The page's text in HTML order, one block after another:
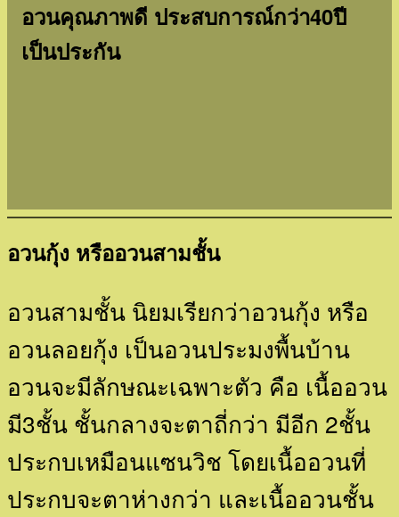
อวนคุณภาพดี ประสบการณ์กว่า40ปี
เป็นประกัน
อวนกุ้ง หรืออวนสามชั้น
อวนสามชั้น นิยมเรียกว่าอวนกุ้ง หรือ
อวนลอยกุ้ง เป็นอวนประมงพื้นบ้าน
อวนจะมีลักษณะเฉพาะตัว คือ เนื้ออวน
มี3ชั้น ชั้นกลางจะตาถี่กว่า มีอีก 2ชั้น
ประกบเหมือนแซนวิช โดยเนื้ออวนที่
ประกบจะตาห่างกว่า และเนื้ออวนชั้น